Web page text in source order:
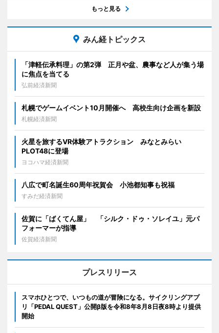
もっと見る
みん経トピックス
「津軽伝承料理」の第2弾 正月や盆、農事など人が集う場
に焦点を当てる
弘前経済新聞
札幌でゲームイベント10月開催へ 高校生向け企画を新設
札幌経済新聞
火星を旅するVR体験アトラクション みなとみらい
PLOT48に登場
ヨコハマ経済新聞
八広で町名誕生60周年祝賀会 小池都知事も祝福
すみだ経済新聞
佐賀に「ばくてん屋」 「シルク・ドゥ・ソレイユ」元パ
フォーマーが指導
佐賀経済新聞
プレスリリース
スマホひとつで、いつもの道が冒険になる。サイクリングアプ
リ「PEDAL QUEST」公開β版を令和8年8月8日夜8時より提供
開始